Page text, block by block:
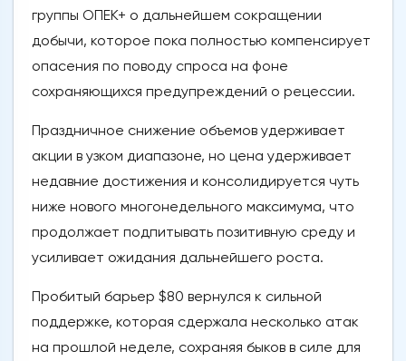
группы ОПЕК+ о дальнейшем сокращении
добычи, которое пока полностью компенсирует
опасения по поводу спроса на фоне
сохраняющихся предупреждений о рецессии.
Праздничное снижение объемов удерживает
акции в узком диапазоне, но цена удерживает
недавние достижения и консолидируется чуть
ниже нового многонедельного максимума, что
продолжает подпитывать позитивную среду и
усиливает ожидания дальнейшего роста.
Пробитый барьер $80 вернулся к сильной
поддержке, которая сдержала несколько атак
на прошлой неделе, сохраняя быков в силе для